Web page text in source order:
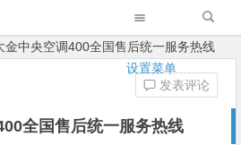
设置菜单
金中央空调400全国售后统一服务热线
全国售后统一服务热线
发表评论